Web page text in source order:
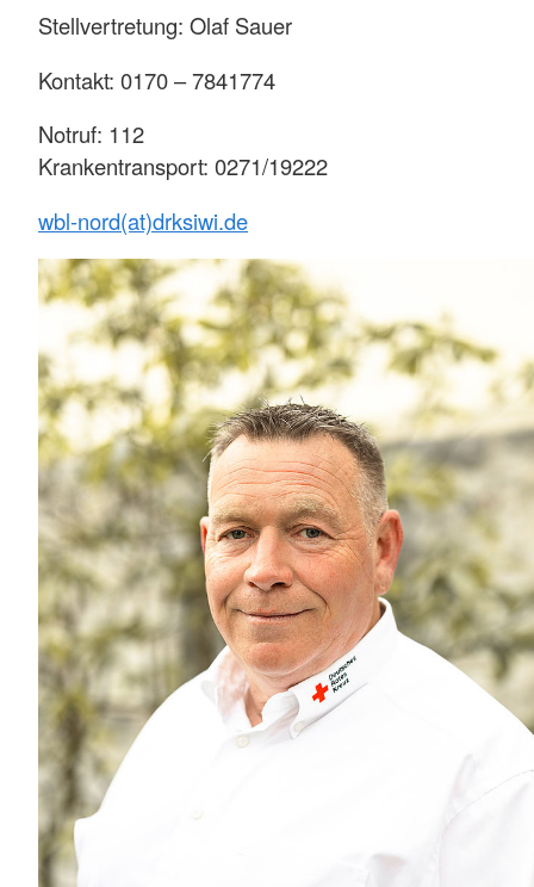
Stellvertretung: Olaf Sauer
Kontakt: 0170 – 7841774
Notruf: 112
Krankentransport: 0271/19222
wbl-nord(at)drksiwi.de